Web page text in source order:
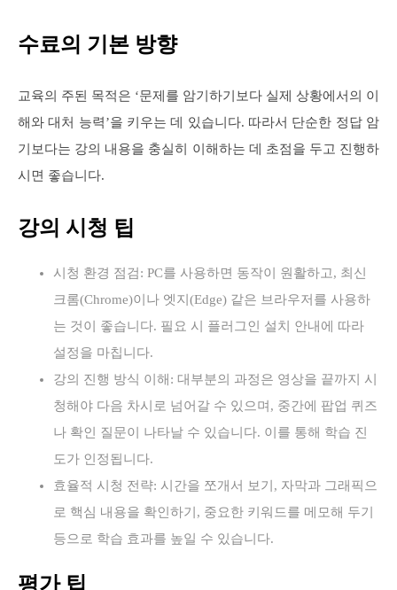
수료의 기본 방향
교육의 주된 목적은 ‘문제를 암기하기보다 실제 상황에서의 이
해와 대처 능력’을 키우는 데 있습니다. 따라서 단순한 정답 암
기보다는 강의 내용을 충실히 이해하는 데 초점을 두고 진행하
시면 좋습니다.
강의 시청 팁
시청 환경 점검: PC를 사용하면 동작이 원활하고, 최신
크롬(Chrome)이나 엣지(Edge) 같은 브라우저를 사용하
는 것이 좋습니다. 필요 시 플러그인 설치 안내에 따라
설정을 마칩니다.
강의 진행 방식 이해: 대부분의 과정은 영상을 끝까지 시
청해야 다음 차시로 넘어갈 수 있으며, 중간에 팝업 퀴즈
나 확인 질문이 나타날 수 있습니다. 이를 통해 학습 진
도가 인정됩니다.
효율적 시청 전략: 시간을 쪼개서 보기, 자막과 그래픽으
로 핵심 내용을 확인하기, 중요한 키워드를 메모해 두기
등으로 학습 효과를 높일 수 있습니다.
평가 팁